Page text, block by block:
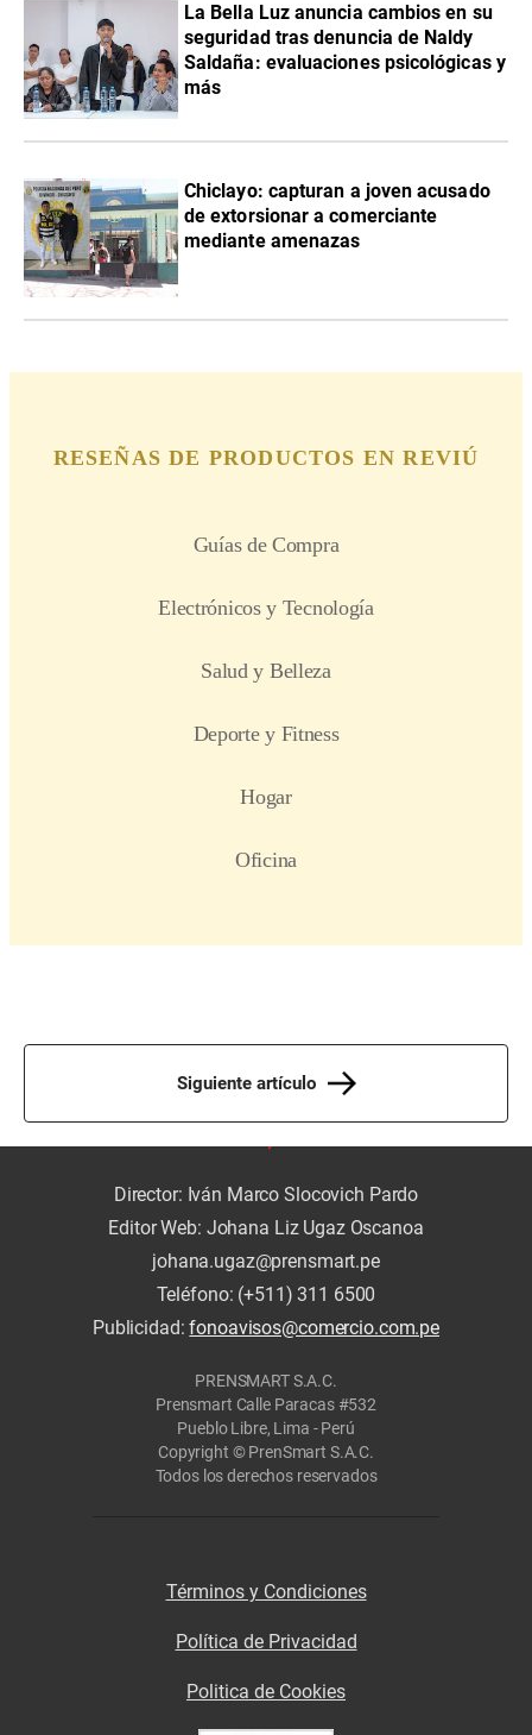
La Bella Luz anuncia cambios en su
seguridad tras denuncia de Naldy
Saldaña: evaluaciones psicológicas y
más
Chiclayo: capturan a joven acusado
de extorsionar a comerciante
mediante amenazas
Siguiente artículo
Director: Iván Marco Slocovich Pardo
Editor Web: Johana Liz Ugaz Oscanoa
johana.ugaz@prensmart.pe
Teléfono: (+511) 311 6500
Publicidad:fonoavisos@comercio.com.pe
PRENSMART S.A.C.
Prensmart Calle Paracas #532
Pueblo Libre, Lima - Perú
Copyright © PrenSmart S.A.C.
Todos los derechos reservados
Términos y Condiciones
Política de Privacidad
Politica de Cookies